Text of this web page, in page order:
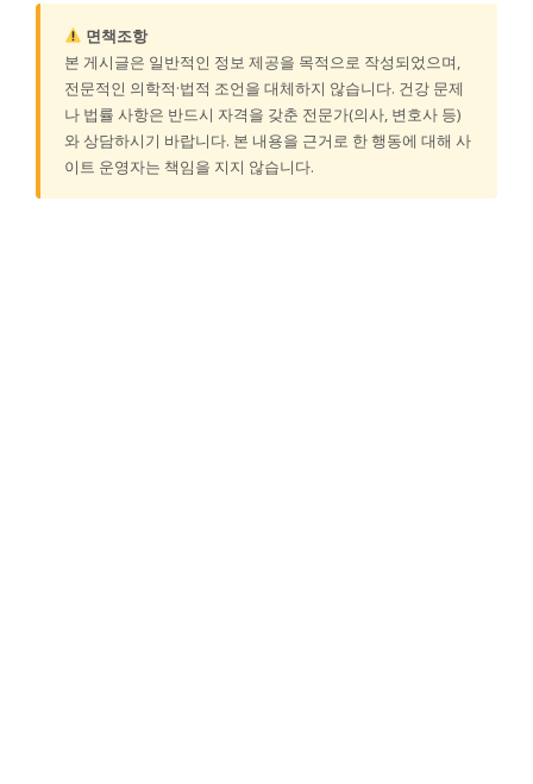
면책조항
본 게시글은 일반적인 정보 제공을 목적으로 작성되었으며,
전문적인 의학적·법적 조언을 대체하지 않습니다. 건강 문제
나 법률 사항은 반드시 자격을 갖춘 전문가(의사, 변호사 등)
와 상담하시기 바랍니다. 본 내용을 근거로 한 행동에 대해 사
이트 운영자는 책임을 지지 않습니다.